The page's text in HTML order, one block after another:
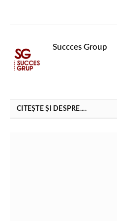
Succces Group
CITEȘTE ȘI DESPRE....